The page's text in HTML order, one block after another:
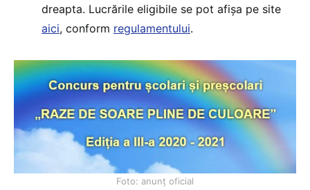
dreapta. Lucrările eligibile se pot afișa pe site
aici, conform regulamentului.
Foto: anunț oficial